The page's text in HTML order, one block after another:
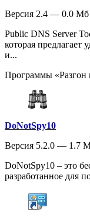
Версия 2.4 — 0.0 Мб
Public DNS Server
которая
и...
Программы «Разгон
DoNotSpy10
Версия 5.2.0 — 1.7
DoNotSpy10 – это
разработанное для